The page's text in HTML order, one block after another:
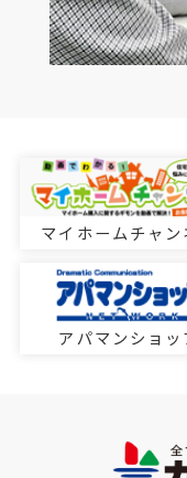
マイホームチャン
アパマンショッ